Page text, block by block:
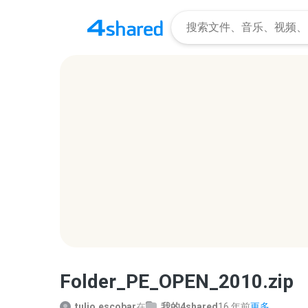
Folder_PE_OPEN_2010.zip